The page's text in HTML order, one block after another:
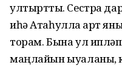
ултырт­тыҡ. Сестра
иһә Атаһулла ҡарт
торам. Бына ул ипләп
маңлайын ыуаланы,